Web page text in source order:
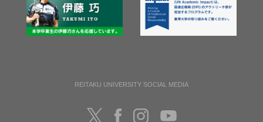
REITAKU UNIVERSITY SOCIAL MEDIA